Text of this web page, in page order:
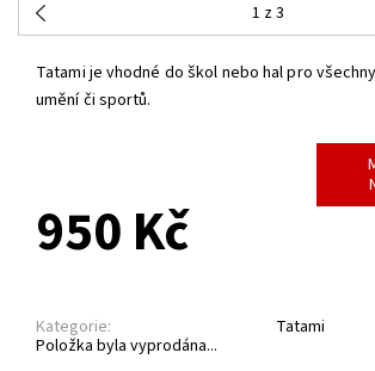
1 z 3
Tatami je vhodné do škol nebo hal pro
umění či sportů.
950 Kč
Kategorie:
Tatami
Položka byla vyprodána...